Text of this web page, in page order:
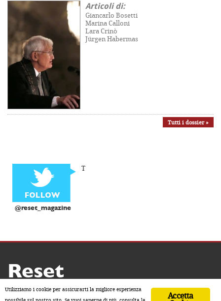
Articoli di:
Giancarlo Bosetti
Marina Calloni
Lara Crinò
Jürgen Habermas
Tutti i dossier »
@reset_magazine
T
Reset
Accetta
Utilizziamo i cookie per assicurarti la migliore esperienza